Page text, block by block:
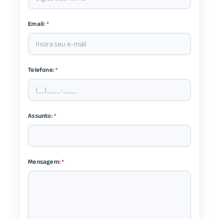
Email:*
Telefone:*
Assunto:*
Mensagem:*